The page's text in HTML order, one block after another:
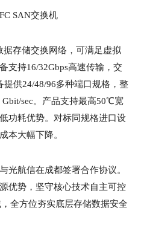
SAN交换机
存储交换网络，可满足虚拟
支持16/32Gbps高速传输，交
供24/48/96多种端口规格，整
sec。产品支持最高50℃宽
功耗优势。对标同规格进口设
本大幅下降。
光航信在成都签署合作协议。
优势，坚守核心技术自主可控
全方位夯实底层存储数据安全